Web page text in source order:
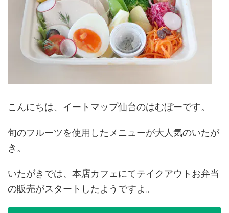
こんにちは、イートマップ仙台のはむぼーです。
旬のフルーツを使用したメニューが大人気のいたが
き。
いたがきでは、本店カフェにてテイクアウトお弁当
の販売がスタートしたようですよ。